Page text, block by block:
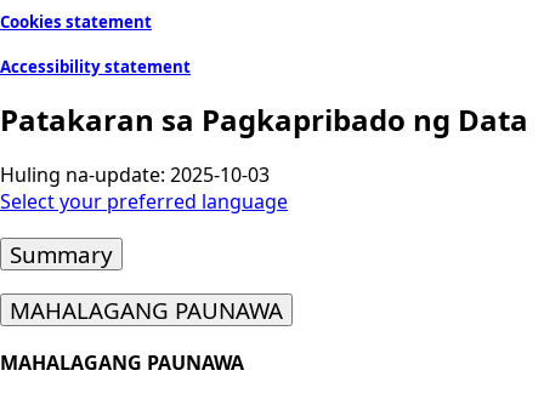
Cookies statement
Accessibility statement
Patakaran sa Pagkapribado ng Data
Huling na-update: 2025-10-03
Select your preferred language
Summary
MAHALAGANG PAUNAWA
MAHALAGANG PAUNAWA